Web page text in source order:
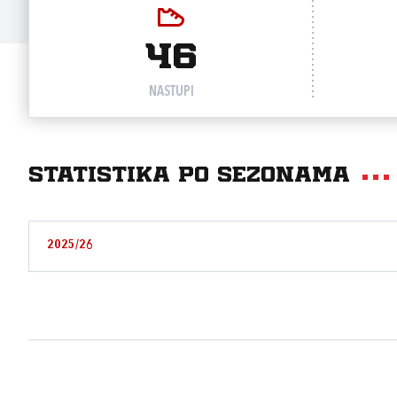
46
NASTUPI
Statistika po sezonama
2025/26